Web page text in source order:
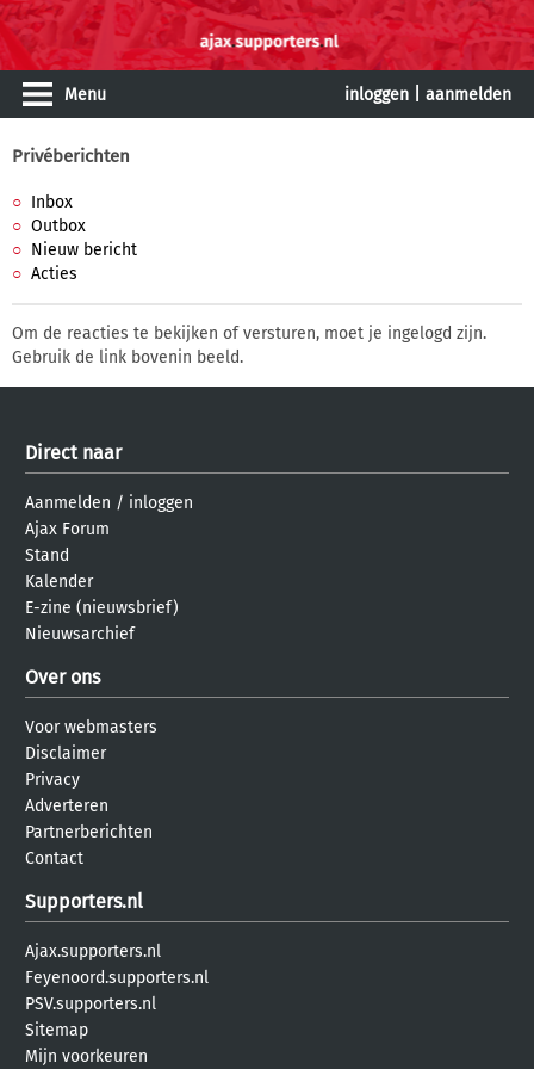
Menu inloggen aanmelden
Privéberichten
Inbox
Outbox
Nieuw bericht
Acties
Om de reacties te bekijken of versturen, moet je ingelogd zijn.
Gebruik de link bovenin beeld.
Direct naar
Aanmelden / inloggen
Ajax Forum
Stand
Kalender
E-zine (nieuwsbrief)
Nieuwsarchief
Over ons
Voor webmasters
Disclaimer
Privacy
Adverteren
Partnerberichten
Contact
Supporters.nl
Ajax.supporters.nl
Feyenoord.supporters.nl
PSV.supporters.nl
Sitemap
Mijn voorkeuren